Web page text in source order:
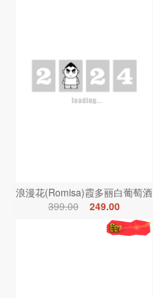
浪漫花(Romisa)霞多丽白葡萄酒
399.00
249.00